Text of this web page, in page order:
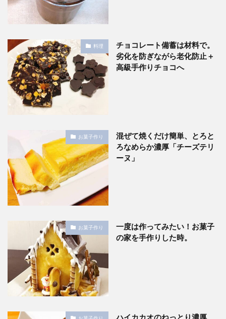
料理
チョコレート備蓄は材料で。
劣化を防ぎながら老化防止＋
高級手作りチョコへ
お菓子作り
混ぜて焼くだけ簡単、とろと
ろなめらか濃厚「チーズテリ
ーヌ」
お菓子作り
一度は作ってみたい！お菓子
の家を手作りした時。
ハイカカオのねっとり濃厚、